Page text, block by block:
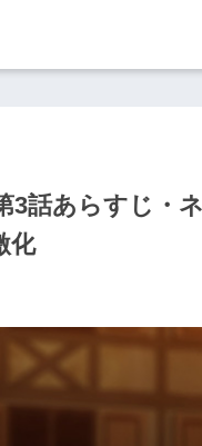
3話あらすじ・
化